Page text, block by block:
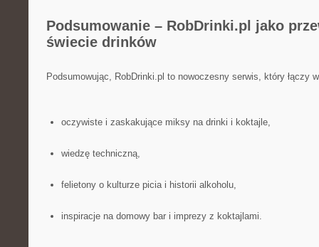
Podsumowanie – RobDrinki.pl jako
świecie drinków
Podsumowując, RobDrinki.pl to nowoczesny serwis, który łączy
oczywiste i zaskakujące miksy na drinki i koktajle,
wiedzę techniczną,
felietony o kulturze picia i historii alkoholu,
inspiracje na domowy bar i imprezy z koktajlami.